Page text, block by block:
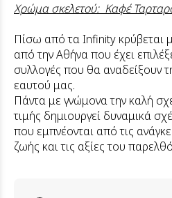
Χρώμα σκελετού: Καφέ
Πίσω από τα Ιnfinity
από την Αθήνα που έχει
συλλογές που θα αναδείξουν
εαυτού μας.
Πάντα με γνώμονα την καλή
τιμής δημιουργεί δυναμικά
που εμπνέονται από τις
ζωής και τις αξίες του